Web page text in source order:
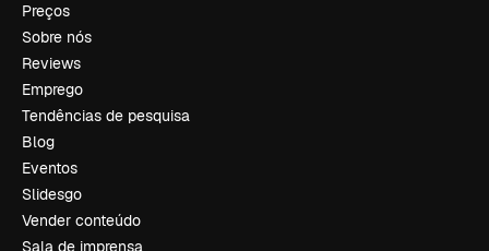
Preços
Sobre nós
Reviews
Emprego
Tendências de pesquisa
Blog
Eventos
Slidesgo
Vender conteúdo
Sala de imprensa